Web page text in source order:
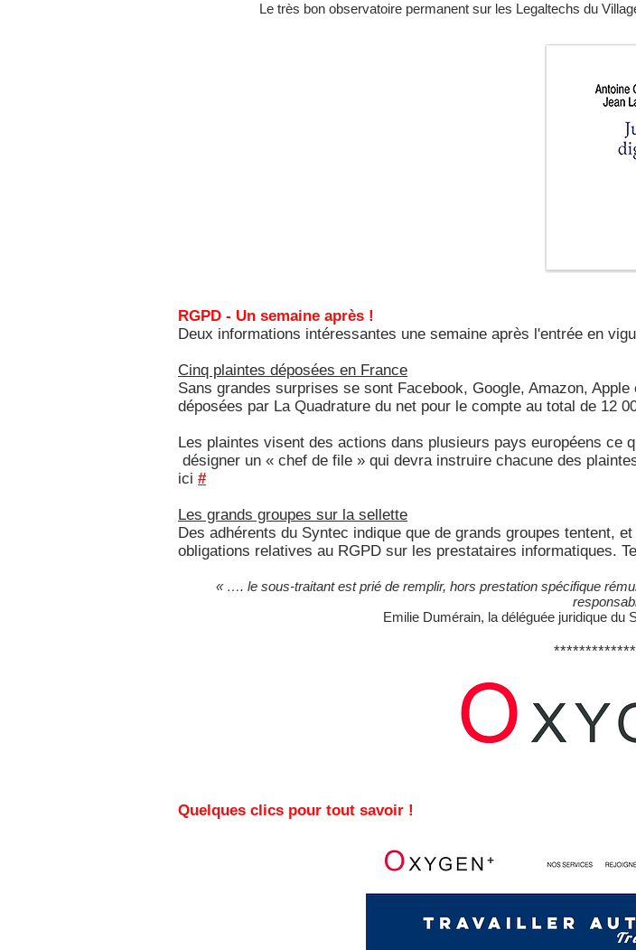
Le très bon observatoire permanent sur les Legaltechs du
RGPD - Un semaine après !
Deux informations intéressantes une semaine après l'entrée en
Cinq plaintes déposées en France
Sans grandes surprises se sont Facebook, Google, Amazon,
déposées par La Quadrature du net pour le compte au total de 12
Les plaintes visent des actions dans plusieurs pays européens ce
désigner un « chef de file » qui devra instruire chacune des
ici #
Les grands groupes sur la sellette
Des adhérents du Syntec indique que de grands groupes tentent,
obligations relatives au RGPD sur les prestataires informatiques.
« …. le sous-traitant est prié de remplir, hors prestation spécifique
Emilie Dumérain, la déléguée juridique du
Quelques clics pour tout savoir !